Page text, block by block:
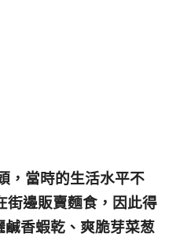
，當時的生活水平不
街邊販賣麵食，因此得
鹹香蝦乾、爽脆芽菜葱